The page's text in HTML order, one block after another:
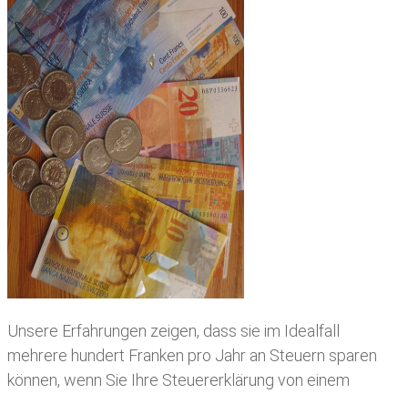
Unsere Erfahrungen zeigen, dass sie im Idealfall
mehrere hundert Franken pro Jahr an Steuern sparen
können, wenn Sie Ihre Steuererklärung von einem